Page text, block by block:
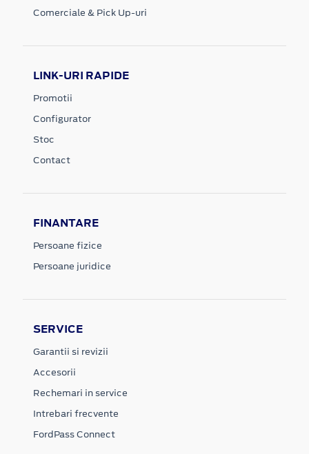
Comerciale & Pick Up-uri
LINK-URI RAPIDE
Promotii
Configurator
Stoc
Contact
FINANTARE
Persoane fizice
Persoane juridice
SERVICE
Garantii si revizii
Accesorii
Rechemari in service
Intrebari frecvente
FordPass Connect